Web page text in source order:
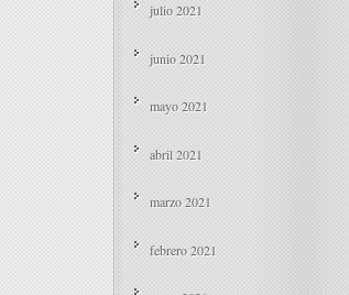
julio 2021
junio 2021
mayo 2021
abril 2021
marzo 2021
febrero 2021